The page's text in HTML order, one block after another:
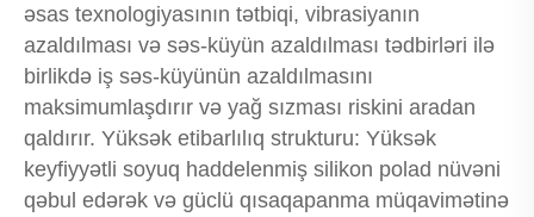
əsas texnologiyasının tətbiqi, vibrasiyanın
azaldılması və səs-küyün azaldılması tədbirləri ilə
birlikdə iş səs-küyünün azaldılmasını
maksimumlaşdırır və yağ sızması riskini aradan
qaldırır. Yüksək etibarlılıq strukturu: Yüksək
keyfiyyətli soyuq haddelenmiş silikon polad nüvəni
qəbul edərək və güclü qısaqapanma müqavimətinə